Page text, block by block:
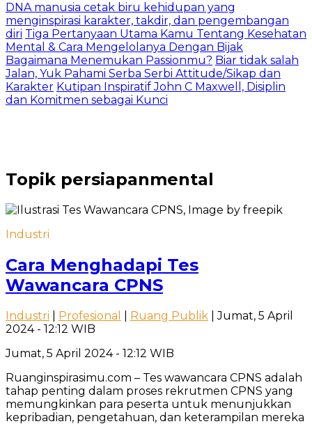
DNA manusia cetak biru kehidupan yang
menginspirasi karakter, takdir, dan pengembangan
diri Tiga Pertanyaan Utama Kamu Tentang Kesehatan
Mental & Cara Mengelolanya Dengan Bijak
Bagaimana Menemukan Passionmu? Biar tidak salah
Jalan, Yuk Pahami Serba Serbi Attitude/Sikap dan
Karakter Kutipan Inspiratif John C Maxwell, Disiplin
dan Komitmen sebagai Kunci
Topik persiapanmental
Industri
Cara Menghadapi Tes
Wawancara CPNS
Industri Profesional Ruang Publik | Jumat, 5 April
2024 - 12:12 WIB
Jumat, 5 April 2024 - 12:12 WIB
Ruanginspirasimu.com – Tes wawancara CPNS adalah
tahap penting dalam proses rekrutmen CPNS yang
memungkinkan para peserta untuk menunjukkan
kepribadian, pengetahuan, dan keterampilan mereka